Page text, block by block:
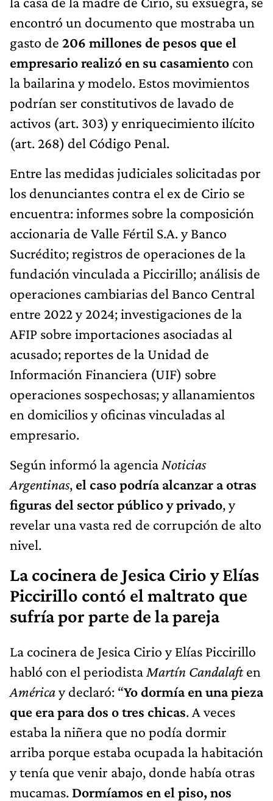
encontró un documento que mostraba un
gasto de 206 millones de pesos que el
empresario realizó en su casamiento con
la bailarina y modelo. Estos movimientos
podrían ser constitutivos de lavado de
activos (art. 303) y enriquecimiento ilícito
(art. 268) del Código Penal.
Entre las medidas judiciales solicitadas por
los denunciantes contra el ex de Cirio se
encuentra: informes sobre la composición
accionaria de Valle Fértil S.A. y Banco
Sucrédito; registros de operaciones de la
fundación vinculada a Piccirillo; análisis de
operaciones cambiarias del Banco Central
entre 2022 y 2024; investigaciones de la
AFIP sobre importaciones asociadas al
acusado; reportes de la Unidad de
Información Financiera (UIF) sobre
operaciones sospechosas; y allanamientos
en domicilios y oficinas vinculadas al
empresario.
Según informó la agencia Noticias
Argentinas, el caso podría alcanzar a otras
figuras del sector público y privado, y
revelar una vasta red de corrupción de alto
nivel.
La cocinera de Jesica Cirio y Elías
Piccirillo contó el maltrato que
sufría por parte de la pareja
La cocinera de Jesica Cirio y Elías Piccirillo
habló con el periodista Martín Candalaften
Américay declaró: “Yo dormía en una pieza
que era para dos o tres chicas. A veces
estaba la niñera que no podía dormir
arriba porque estaba ocupada la habitación
y tenía que venir abajo, donde había otras
mucamas. Dormíamos en el piso, nos